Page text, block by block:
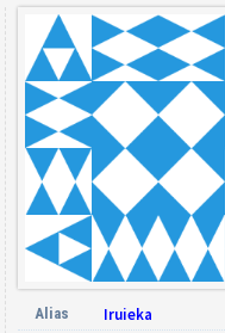
Alias Iruieka